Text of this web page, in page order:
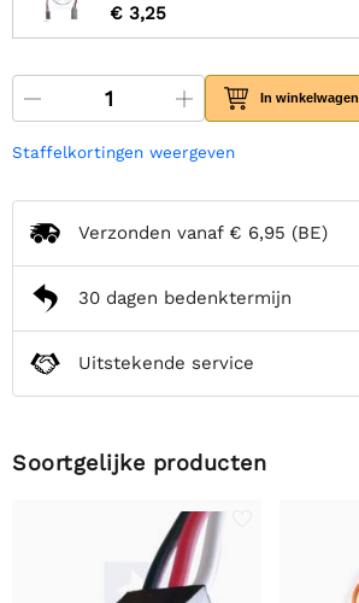
€ 3,25
In winkelwagen
Staffelkortingen weergeven
Verzonden vanaf € 6,95 (BE)
30 dagen bedenktermijn
Uitstekende service
Soortgelijke producten